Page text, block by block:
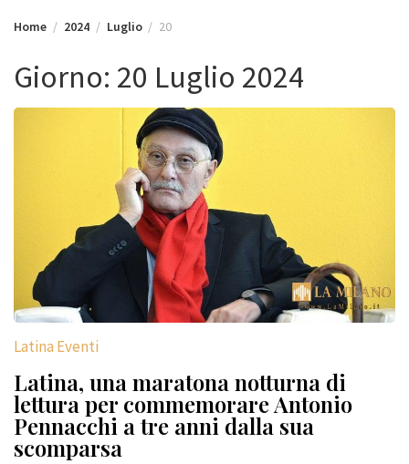
Home 2024 Luglio 20
Giorno: 20 Luglio 2024
Latina Eventi
Latina, una maratona notturna di
lettura per commemorare Antonio
Pennacchi a tre anni dalla sua
scomparsa